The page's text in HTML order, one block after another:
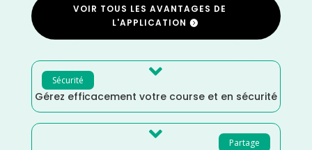
VOIR TOUS LES AVANTAGES DE
L'APPLICATION
Sécurité 
Gérez efficacement votre course et en sécurité
Partage
